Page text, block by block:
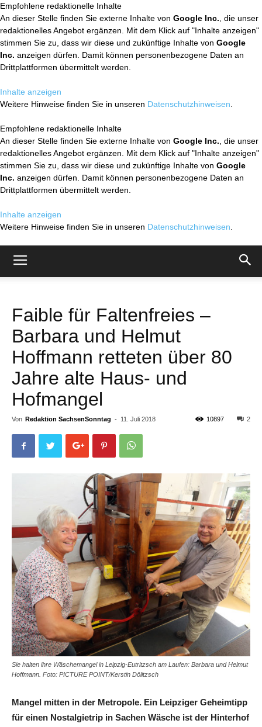
Empfohlene redaktionelle Inhalte
An dieser Stelle finden Sie externe Inhalte von Google Inc. , die unser
redaktionelles Angebot ergänzen. Mit dem Klick auf "Inhalte anzeigen"
stimmen Sie zu, dass wir diese und zukünftige Inhalte von Google
Inc. anzeigen dürfen. Damit können personenbezogene Daten an
Drittplattformen übermittelt werden.
Inhalte anzeigen
Weitere Hinweise finden Sie in unseren Datenschutzhinweisen
Empfohlene redaktionelle Inhalte
An dieser Stelle finden Sie externe Inhalte von Google Inc. , die unser
redaktionelles Angebot ergänzen. Mit dem Klick auf "Inhalte anzeigen"
stimmen Sie zu, dass wir diese und zukünftige Inhalte von Google
Inc. anzeigen dürfen. Damit können personenbezogene Daten an
Drittplattformen übermittelt werden.
Inhalte anzeigen
Weitere Hinweise finden Sie in unseren Datenschutzhinweisen
Faible für Faltenfreies –
Barbara und Helmut
Hoffmann retteten über 80
Jahre alte Haus- und
Hofmangel
Von Redaktion SachsenSonntag - 11. Juli 2018 2
10897
Sie halten ihre Wäschemangel in Leipzig-Eutritzsch am Laufen: Barbara und Helmut
Hoffmann. Foto: PICTURE POINT/Kerstin Dölitzsch
Mangel mitten in der Metropole. Ein Leipziger Geheimtipp
für einen Nostalgietrip in Sachen Wäsche ist der Hinterhof